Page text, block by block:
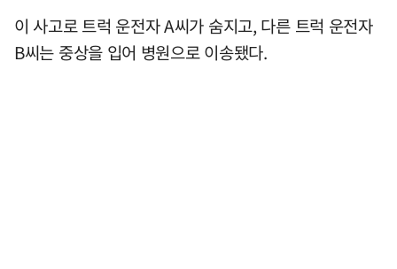
이 사고로 트럭 운전자 A씨가 숨지고, 다른 트럭 운전자
B씨는 중상을 입어 병원으로 이송됐다.